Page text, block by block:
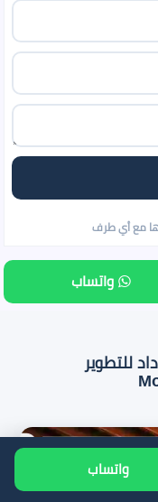
واتساب
للتطوير
واتساب